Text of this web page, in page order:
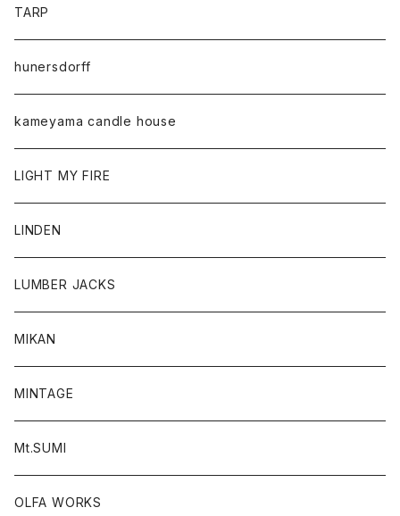
TARP
hunersdorff
kameyama candle house
LIGHT MY FIRE
LINDEN
LUMBER JACKS
MIKAN
MINTAGE
Mt.SUMI
OLFA WORKS